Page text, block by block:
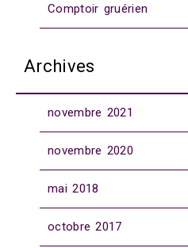
Comptoir gruérien
Archives
novembre 2021
novembre 2020
mai 2018
octobre 2017